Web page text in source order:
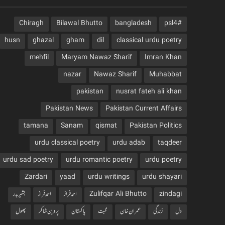
#psl4
bangladesh
Bilawal Bhutto
Chiragh
classical urdu poetry
dil
gham
ghazal
husn
Imran Khan
Maryam Nawaz Sharif
mehfil
Muhabbat
Nawaz Sharif
nazar
nusrat fateh ali khan
pakistan
Pakistan Current Affairs
Pakistan News
Pakistan Politics
qismat
Sanam
tamana
taqdeer
urdu adab
urdu classical poetry
urdu poetry
urdu romantic poetry
urdu sad poetry
urdu shayari
urdu writings
yaad
Zardari
zindagi
Zulifqar Ali Bhutto احمد فراز احمدفراز
بشیربدر
دل
زندگی عمران خان محبت پاکستان پروین شاکر پھول